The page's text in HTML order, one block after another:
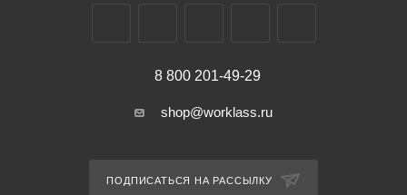
8 800 201-49-29
shop@worklass.ru
ПОДПИСАТЬСЯ НА РАССЫЛКУ